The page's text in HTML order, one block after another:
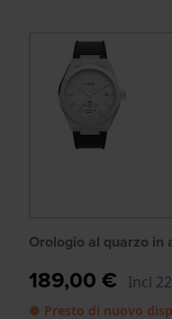
Orologio al quarzo in
189,00 € Incl
● Presto di nuovo